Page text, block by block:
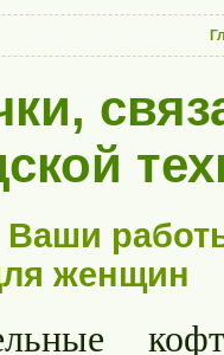
Ваши
женщин